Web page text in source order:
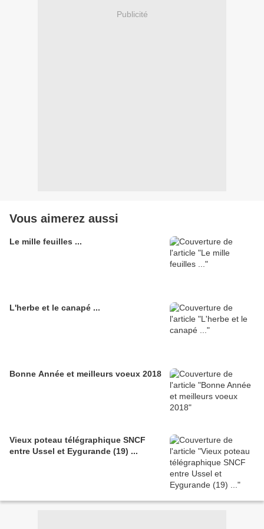
Publicité
Vous aimerez aussi
Le mille feuilles ...
L'herbe et le canapé ...
Bonne Année et meilleurs voeux 2018
Vieux poteau télégraphique SNCF
entre Ussel et Eygurande (19) ...